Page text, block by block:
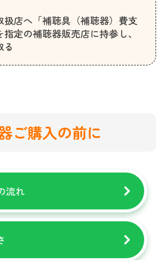
扱店へ「補聴具（補聴器）費支
定の補聴器販売店に持参し、
る
ご購入の前に
流れ